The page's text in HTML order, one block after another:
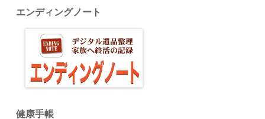
エンディングノート
健康手帳